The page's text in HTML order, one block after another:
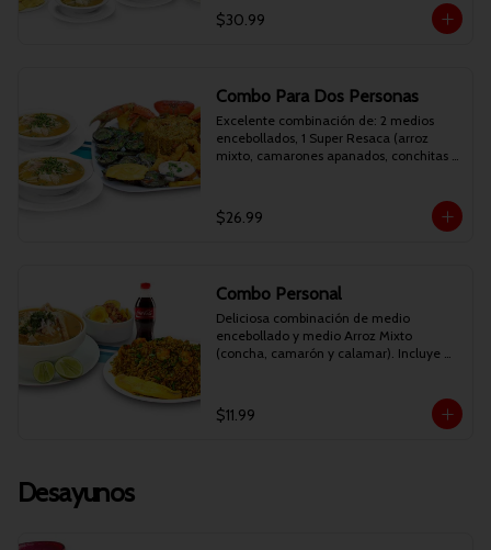
deditos de pescado apanados, conchitas
asadas, patacones y curtido). Incluye
$30.99
Combo Para Dos Personas
Excelente combinación de: 2 medios
encebollados, 1 Super Resaca (arroz
mixto, camarones apanados, conchitas
$26.99
Combo Personal
Deliciosa combinación de medio
encebollado y medio Arroz Mixto
(concha, camarón y calamar). Incluye
$11.99
Desayunos